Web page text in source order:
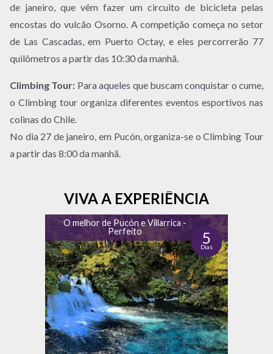
de janeiro, que vêm fazer um circuito de bicicleta pelas
encostas do vulcão Osorno. A competição começa no setor
de Las Cascadas, em Puerto Octay, e eles percorrerão 77
quilômetros a partir das 10:30 da manhã.
Climbing Tour: Para aqueles que buscam conquistar o cume,
o Climbing tour organiza diferentes eventos esportivos nas
colinas do Chile.
No dia 27 de janeiro, em Pucón, organiza-se o Climbing Tour
a partir das 8:00 da manhã.
VIVA A EXPERIÊNCIA
O melhor de Pucón e Villarrica -
Perfeito
5
Dias